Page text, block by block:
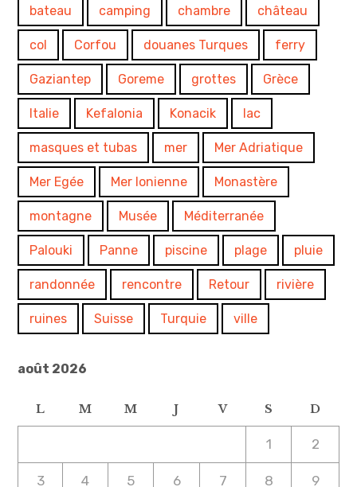
bateau camping chambre château
col Corfou douanes Turques ferry
Gaziantep Goreme grottes Grèce
Italie Kefalonia Konacik lac
masques et tubas mer Mer Adriatique
Mer Egée Mer Ionienne Monastère
montagne Musée Méditerranée
Palouki Panne piscine plage pluie
randonnée rencontre Retour rivière
ruines Suisse Turquie ville
août 2026
L M M J V S D
1 2
3 4 5 6 7 8 9